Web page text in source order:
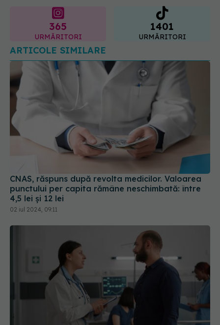
365
URMĂRITORI
1401
URMĂRITORI
ARTICOLE SIMILARE
CNAS, răspuns după revolta medicilor. Valoarea
punctului per capita rămâne neschimbată: între
4,5 lei și 12 lei
02 iul 2024, 09:11